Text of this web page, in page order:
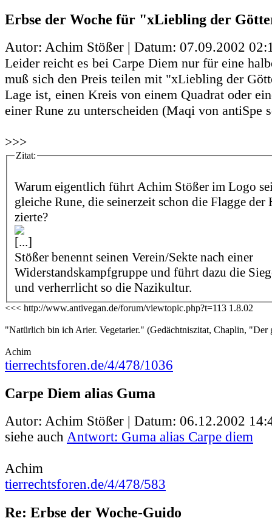
Erbse der Woche für "xLiebling der
Autor: Achim Stößer | Datum: 07.09.2002
Leider reicht es bei Carpe Diem nur für eine
muß sich den Preis teilen mit "xLiebling der
Lage ist, einen Kreis von einem Quadrat oder
einer Rune zu unterscheiden (Maqi von antiSpe
>>>
Zitat:
Warum eigentlich führt Achim Stößer im Logo
gleiche Rune, die seinerzeit schon die Flagge der
zierte?
[...]
Stößer benennt seinen Verein/Sekte nach einer
Widerstandskampfgruppe und führt dazu die
und verherrlicht so die Nazikultur.
<<< http://www.antivegan.de/forum/viewtopic.php?t=113 1.8.02
"Natürlich bin ich Arier. Vegetarier." (Gedächtniszitat, Chaplin, "Der
Achim
tierrechtsforen.de/4/478/1036
Carpe Diem alias Guma
Autor: Achim Stößer | Datum: 06.12.2002
siehe auch Antwort: Guma alias Carpe diem
Achim
tierrechtsforen.de/4/478/583
Re: Erbse der Woche-Guido